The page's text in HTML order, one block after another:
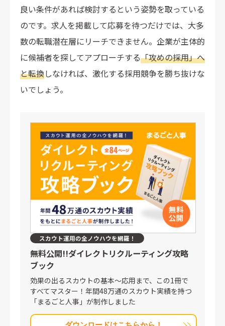
良い条件があれば検討するという姿勢を取っている
のです。求人を掲載して応募を待つだけでは、大多
数の転職潜在層にリーチできません。企業が主体的
に候補者を探してアプローチする「攻めの採用」へ
と転換しなければ、激化する採用競争を勝ち抜けな
いでしょう。
スカウト運用の全ノウハウを網羅！
無料公開!!ダイレクトリクルーティング攻略
ブック
効果の出るスカウトの基本〜応用まで、この1冊で
すべてマスター！年間48万通のスカウト実績を持つ
「まるごと人事」が制作しました